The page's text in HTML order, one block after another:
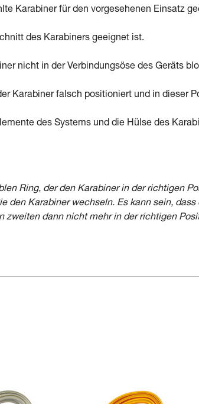
Karabiner für den vorgesehenen Einsatz
des Karabiners geeignet ist.
nicht in der Verbindungsöse des Geräts
Karabiner falsch positioniert und in dieser
des Systems und die Hülse des
Ring, der den Karabiner in der richtigen
den Karabiner wechseln. Es kann sein,
zweiten dann nicht mehr in der richtigen